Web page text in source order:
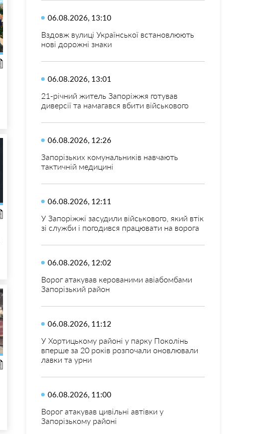
06.08.2026, 13:10
Вздовж вулиці Української встановлюють
нові дорожні знаки
06.08.2026, 13:01
21-річний житель Запоріжжя готував
диверсії та намагався вбити військового
06.08.2026, 12:26
Запорізьких комунальників навчають
тактичній медицині
06.08.2026, 12:11
У Запоріжжі засудили військового, який втік
зі служби і погодився працювати на ворога
06.08.2026, 12:02
Ворог атакував керованими авіабомбами
Запорізький район
06.08.2026, 11:12
У Хортицькому районі у парку Поколінь
вперше за 20 років розпочали оновлювали
лавки та урни
06.08.2026, 11:00
Ворог атакував цивільні автівки у
Запорізькому районі